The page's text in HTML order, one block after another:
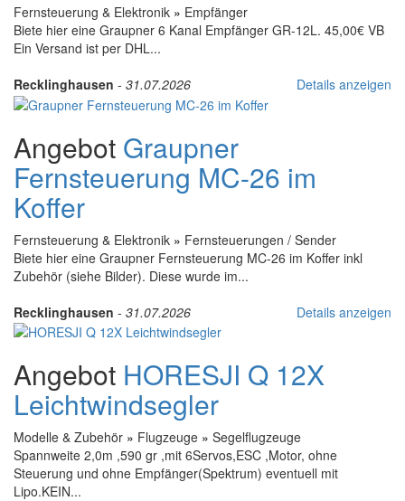
Fernsteuerung & Elektronik » Empfänger
Biete hier eine Graupner 6 Kanal Empfänger GR-12L. 45,00€ VB
Ein Versand ist per DHL...
Recklinghausen - 31.07.2026 Details anzeigen
Angebot Graupner
Fernsteuerung MC-26 im
Koffer
Fernsteuerung & Elektronik » Fernsteuerungen / Sender
Biete hier eine Graupner Fernsteuerung MC-26 im Koffer inkl
Zubehör (siehe Bilder). Diese wurde im...
Recklinghausen - 31.07.2026 Details anzeigen
Angebot HORESJI Q 12X
Leichtwindsegler
Modelle & Zubehör » Flugzeuge » Segelflugzeuge
Spannweite 2,0m ,590 gr ,mit 6Servos,ESC ,Motor, ohne
Steuerung und ohne Empfänger(Spektrum) eventuell mit
Lipo.KEIN...